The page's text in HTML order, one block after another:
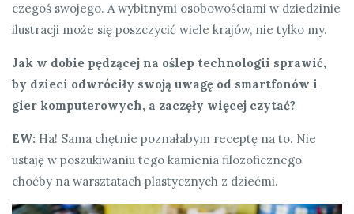
czegoś swojego. A wybitnymi osobowościami w dziedzinie
ilustracji może się poszczycić wiele krajów, nie tylko my.
Jak w dobie pędzącej na oślep technologii sprawić,
by dzieci odwróciły swoją uwagę od smartfonów i
gier komputerowych, a zaczęły więcej czytać?
EW: Ha! Sama chętnie poznałabym receptę na to. Nie
ustaję w poszukiwaniu tego kamienia filozoficznego
choćby na warsztatach plastycznych z dziećmi.